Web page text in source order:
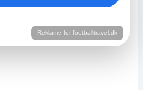
Reklame for footballtravel.dk